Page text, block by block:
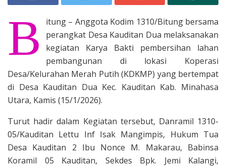
B
itung – Anggota Kodim 1310/Bitung bersama
perangkat Desa Kauditan Dua melaksanakan
kegiatan Karya Bakti pembersihan lahan
pembangunan di lokasi Koperasi
Desa/Kelurahan Merah Putih (KDKMP) yang bertempat
di Desa Kauditan Dua Kec. Kauditan Kab. Minahasa
Utara, Kamis (15/1/2026).
Turut hadir dalam Kegiatan tersebut, Danramil 1310-
05/Kauditan Lettu Inf Isak Mangimpis, Hukum Tua
Desa Kauditan 2 Ibu Nonce M. Makarau, Babinsa
Koramil 05 Kauditan, Sekdes Bpk. Jemi Kalangi,